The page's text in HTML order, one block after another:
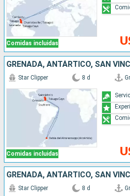
Comidas incluidas
Comidas incluidas
Star Clipper 8 d
Star Clipper 8 d